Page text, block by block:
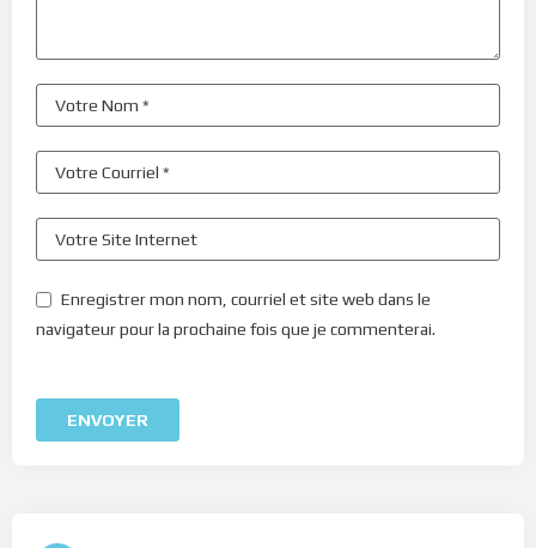
Enregistrer mon nom, courriel et site web dans le
navigateur pour la prochaine fois que je commenterai.